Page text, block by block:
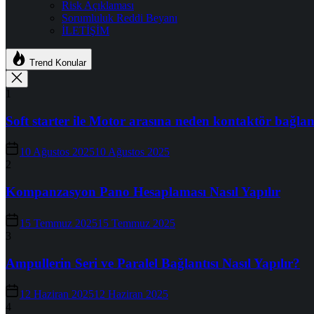
Risk Açıklaması
Sorumluluk Reddi Beyanı
İLETİŞİM
Trend Konular
1
Soft starter ile Motor arasına neden kontaktör
10 Ağustos 202510 Ağustos 2025
2
Kompanzasyon Pano Hesaplaması Nasıl Yapılır
15 Temmuz 202515 Temmuz 2025
3
Ampullerin Seri ve Paralel Bağlantısı Nasıl Yapılır?
12 Haziran 202512 Haziran 2025
4